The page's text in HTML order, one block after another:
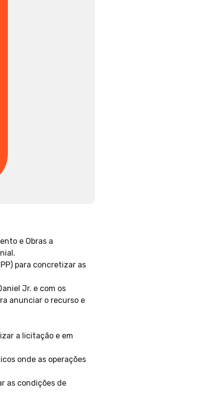
e Obras a
para concretizar as
Jr. e com os
anunciar o recurso e
a licitação e em
onde as operações
as condições de